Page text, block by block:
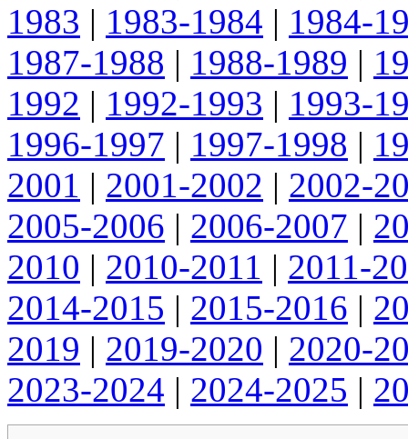
1983 | 1983-1984 | 1984-
1987-1988 | 1988-1989 |
1992 | 1992-1993 | 1993-
1996-1997 | 1997-1998 |
2001 | 2001-2002 | 2002-
2005-2006 | 2006-2007 |
2010 | 2010-2011 | 2011-
2014-2015 | 2015-2016 |
2019 | 2019-2020 | 2020-
2023-2024 | 2024-2025 |